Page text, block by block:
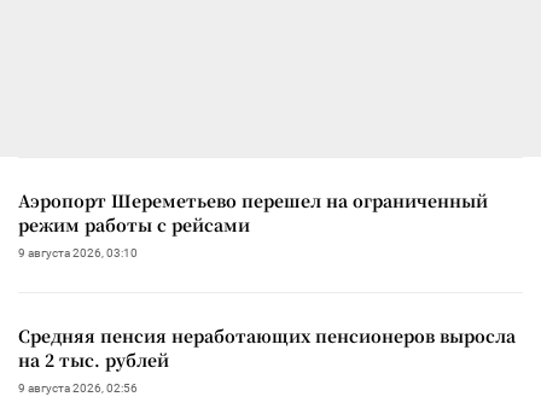
Аэропорт Шереметьево перешел на ограниченный
режим работы с рейсами
9 августа 2026, 03:10
Средняя пенсия неработающих пенсионеров выросла
на 2 тыс. рублей
9 августа 2026, 02:56